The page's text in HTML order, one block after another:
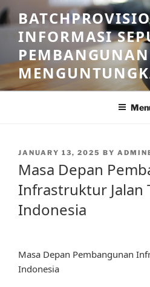
Skip
to
contentINFORMASI
POSTED
JANUARY 13, 2025 BY
Masa Depan
Infrastruktur Jalan
Indonesia
Masa Depan Pembangunan
Indonesia